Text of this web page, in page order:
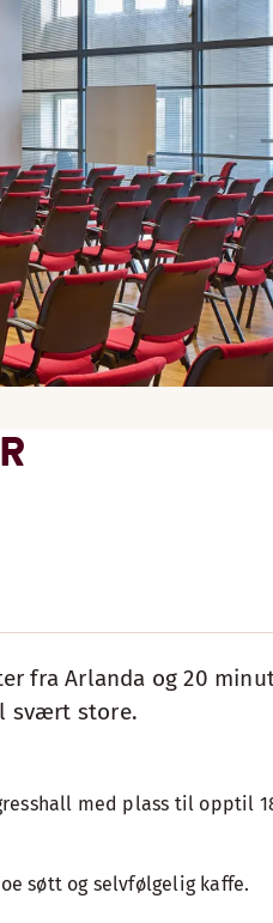
fra Arlanda og 20
svært store.
med plass til opptil
søtt og selvfølgelig kaffe.